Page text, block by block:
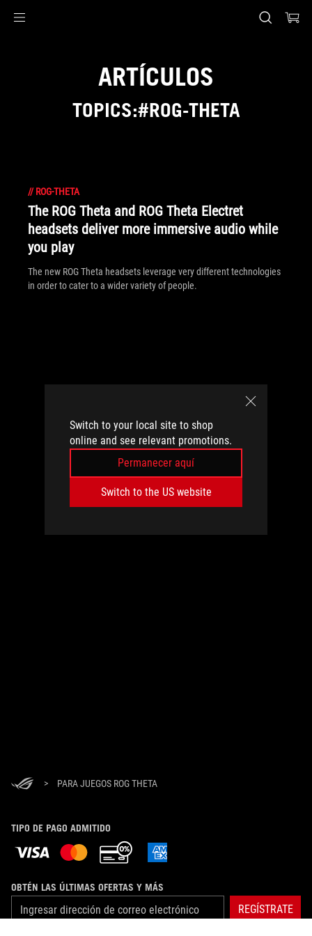
Switch to your local site to shop
online and see relevant promotions.
Permanecer aquí
Switch to the US website
ARTÍCULOS
TOPICS:#ROG-THETA
// ROG-THETA
The ROG Theta and ROG Theta Electret
headsets deliver more immersive audio while
you play
The new ROG Theta headsets leverage very different technologies
in order to cater to a wider variety of people.
> PARA JUEGOS ROG THETA
TIPO DE PAGO ADMITIDO
OBTÉN LAS ÚLTIMAS OFERTAS Y MÁS
REGÍSTRATE